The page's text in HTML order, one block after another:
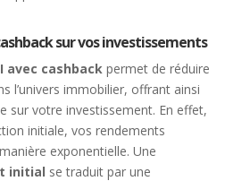
sur vos investissements
avec cashbackpermet de réduire
l’univers immobilier, offrant ainsi
sur votre investissement. En effet,
initiale, vos rendements
exponentielle. Une
initial se traduit par une